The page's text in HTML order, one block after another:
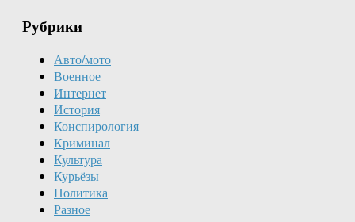
Рубрики
Авто/мото
Военное
Интернет
История
Конспирология
Криминал
Культура
Курьёзы
Политика
Разное